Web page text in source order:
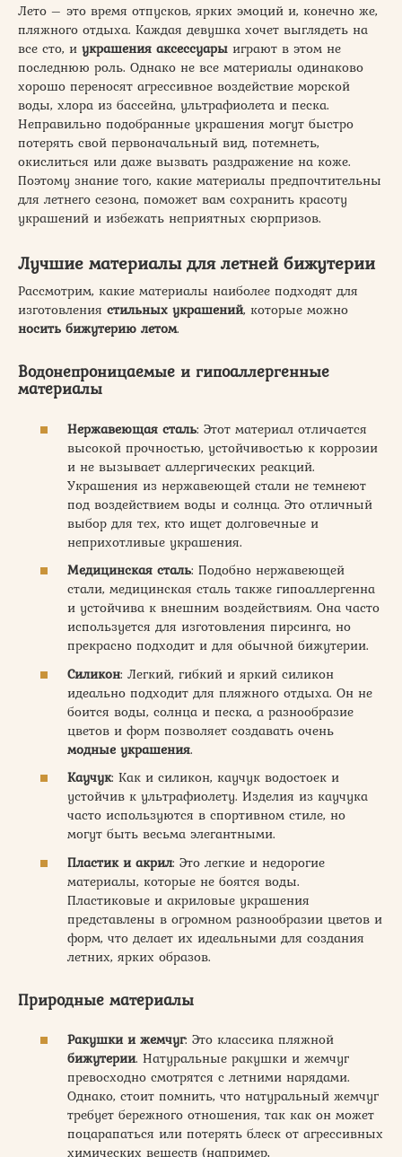
Лето – это время отпусков, ярких эмоций и, конечно же,
пляжного отдыха. Каждая девушка хочет выглядеть на
все сто, и украшения аксессуары играют в этом не
последнюю роль. Однако не все материалы одинаково
хорошо переносят агрессивное воздействие морской
воды, хлора из бассейна, ультрафиолета и песка.
Неправильно подобранные украшения могут быстро
потерять свой первоначальный вид, потемнеть,
окислиться или даже вызвать раздражение на коже.
Поэтому знание того, какие материалы предпочтительны
для летнего сезона, поможет вам сохранить красоту
украшений и избежать неприятных сюрпризов.
Лучшие материалы для летней бижутерии
Рассмотрим, какие материалы наиболее подходят для
изготовления стильных украшений, которые можно
носить бижутерию летом.
Водонепроницаемые и гипоаллергенные
материалы
Нержавеющая сталь: Этот материал отличается
высокой прочностью, устойчивостью к коррозии
и не вызывает аллергических реакций.
Украшения из нержавеющей стали не темнеют
под воздействием воды и солнца. Это отличный
выбор для тех, кто ищет долговечные и
неприхотливые украшения.
Медицинская сталь: Подобно нержавеющей
стали, медицинская сталь также гипоаллергенна
и устойчива к внешним воздействиям. Она часто
используется для изготовления пирсинга, но
прекрасно подходит и для обычной бижутерии.
Силикон: Легкий, гибкий и яркий силикон
идеально подходит для пляжного отдыха. Он не
боится воды, солнца и песка, а разнообразие
цветов и форм позволяет создавать очень
модные украшения.
Каучук: Как и силикон, каучук водостоек и
устойчив к ультрафиолету. Изделия из каучука
часто используются в спортивном стиле, но
могут быть весьма элегантными.
Пластик и акрил: Это легкие и недорогие
материалы, которые не боятся воды.
Пластиковые и акриловые украшения
представлены в огромном разнообразии цветов и
форм, что делает их идеальными для создания
летних, ярких образов.
Природные материалы
Ракушки и жемчуг: Это классика пляжной
бижутерии. Натуральные ракушки и жемчуг
превосходно смотрятся с летними нарядами.
Однако, стоит помнить, что натуральный жемчуг
требует бережного отношения, так как он может
поцарапаться или потерять блеск от агрессивных
химических веществ (например,